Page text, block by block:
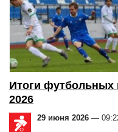
Итоги
2026
29 июня 2026 —